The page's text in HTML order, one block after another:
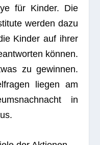
für Kin­der. Die
wer­den dazu
Kin­der auf ihrer
kön­nen.
zu gewin­nen.
lie­gen am
in